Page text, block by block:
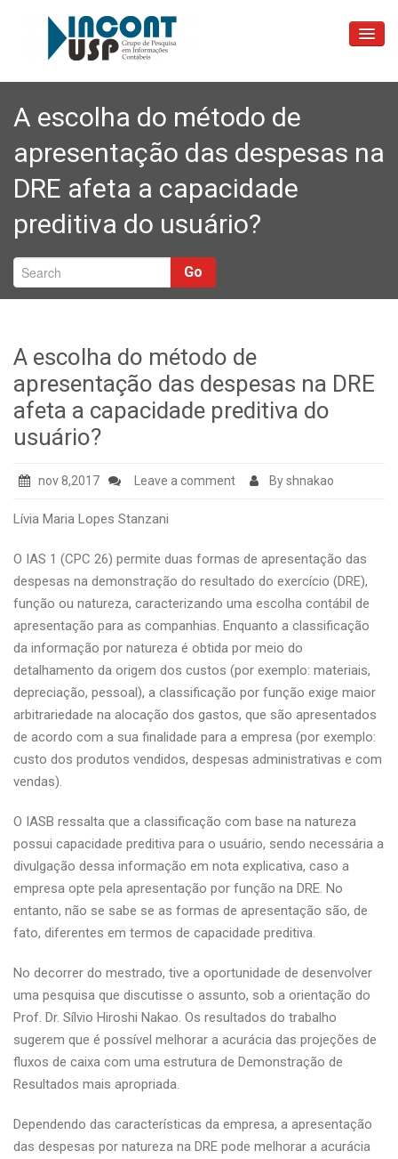
Sobre
As Pessoas
Blog
Reuniões
Contatos
A escolha do método de
apresentação das despesas na
DRE afeta a capacidade
preditiva do usuário?
Go
A escolha do método de
apresentação das despesas na DRE
afeta a capacidade preditiva do
usuário?
nov 8,2017 Leave a comment By shnakao
Lívia Maria Lopes Stanzani
O IAS 1 (CPC 26) permite duas formas de apresentação das
despesas na demonstração do resultado do exercício (DRE),
função ou natureza, caracterizando uma escolha contábil de
apresentação para as companhias. Enquanto a classificação
da informação por natureza é obtida por meio do
detalhamento da origem dos custos (por exemplo: materiais,
depreciação, pessoal), a classificação por função exige maior
arbitrariedade na alocação dos gastos, que são apresentados
de acordo com a sua finalidade para a empresa (por exemplo:
custo dos produtos vendidos, despesas administrativas e com
vendas).
O IASB ressalta que a classificação com base na natureza
possui capacidade preditiva para o usuário, sendo necessária a
divulgação dessa informação em nota explicativa, caso a
empresa opte pela apresentação por função na DRE. No
entanto, não se sabe se as formas de apresentação são, de
fato, diferentes em termos de capacidade preditiva.
No decorrer do mestrado, tive a oportunidade de desenvolver
uma pesquisa que discutisse o assunto, sob a orientação do
Prof. Dr. Sílvio Hiroshi Nakao. Os resultados do trabalho
sugerem que é possível melhorar a acurácia das projeções de
fluxos de caixa com uma estrutura de Demonstração de
Resultados mais apropriada.
Dependendo das características da empresa, a apresentação
das despesas por natureza na DRE pode melhorar a acurácia